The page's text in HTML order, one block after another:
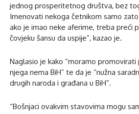
jednog prosperitetnog društva, bez
Imenovati nekoga četnikom samo
ako je imao neke aferime, treba preći
čovjeku šansu da uspije”, kazao je.
Naglasio je kako “moramo
njega nema BiH” te da je “nužna
drugih naroda i građana u BiH”.
“Bošnjaci ovakvim stavovima mogu